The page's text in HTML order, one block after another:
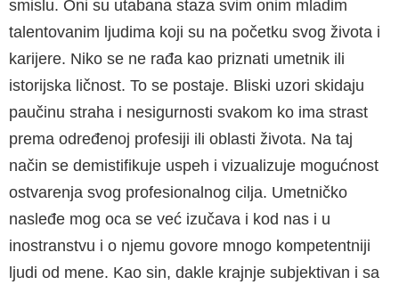
smislu. Oni su utabana staza svim onim mladim
talentovanim ljudima koji su na početku svog života i
karijere. Niko se ne rađa kao priznati umetnik ili
istorijska ličnost. To se postaje. Bliski uzori skidaju
paučinu straha i nesigurnosti svakom ko ima strast
prema određenoj profesiji ili oblasti života. Na taj
način se demistifikuje uspeh i vizualizuje mogućnost
ostvarenja svog profesionalnog cilja. Umetničko
nasleđe mog oca se već izučava i kod nas i u
inostranstvu i o njemu govore mnogo kompetentniji
ljudi od mene. Kao sin, dakle krajnje subjektivan i sa